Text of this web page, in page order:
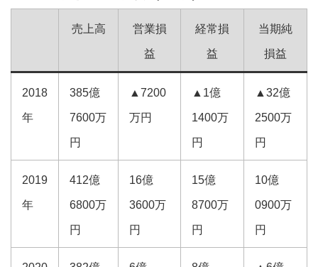
売上高 営業損
益
経常損
益
当期純
損益
2018
年
385億
7600万
円
▲7200
万円
▲1億
1400万
円
▲32億
2500万
円
2019
年
412億
6800万
円
16億
3600万
円
15億
8700万
円
10億
0900万
円